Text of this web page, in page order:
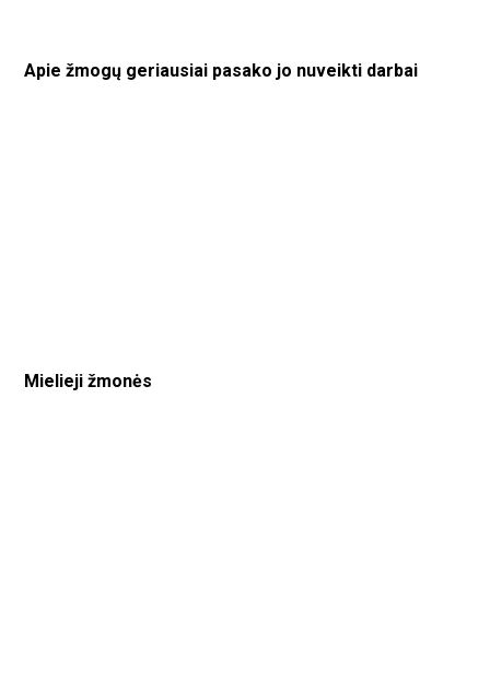
Apie žmogų geriausiai pasako jo nuveikti darbai
Mielieji žmonės